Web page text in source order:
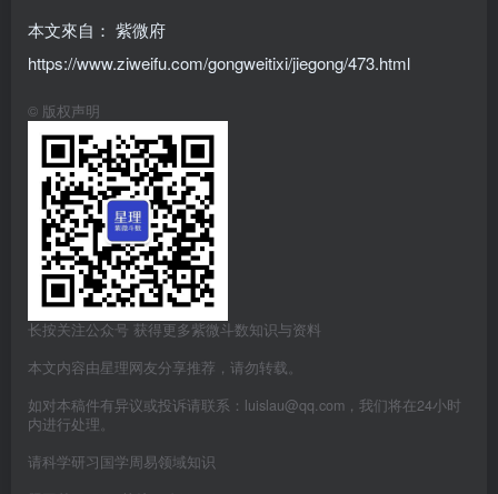
本文來自： 紫微府
https://www.ziweifu.com/gongweitixi/jiegong/473.html
© 版权声明
长按关注公众号 获得更多紫微斗数知识与资料
本文内容由星理网友分享推荐，请勿转载。
如对本稿件有异议或投诉请联系：luislau@qq.com，我们将在24小时
内进行处理。
请科学研习国学周易领域知识